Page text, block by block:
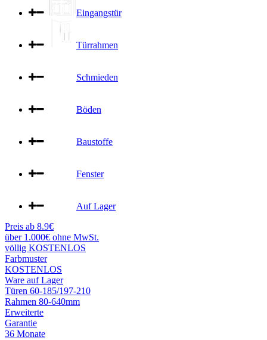
Eingangstür
Türrahmen
Schmieden
Böden
Baustoffe
Fenster
Auf Lager
Preis ab 8.9€
über 1.000€ ohne MwSt.
völlig KOSTENLOS
Farbmuster
KOSTENLOS
Ware auf Lager
Türen 60-185/197-210
Rahmen 80-640mm
Erweiterte
Garantie
36 Monate